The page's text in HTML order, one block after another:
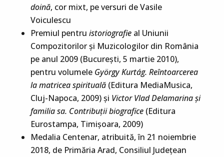
doină, cor mixt, pe versuri de Vasile
Voiculescu
Premiul pentru istoriografieal Uniunii
Compozitorilor şi Muzicologilor din România
pe anul 2009 (Bucureşti, 5 martie 2010),
pentru volumele György Kurtág. Reîntoarcerea
la matricea spirituală(Editura MediaMusica,
Cluj-Napoca, 2009) şi Victor Vlad Delamarina şi
familia sa. Contribuţii biografice(Editura
Eurostampa, Timişoara, 2009)
Medalia Centenar, atribuită, în 21 noiembrie
2018, de Primăria Arad, Consiliul Județean